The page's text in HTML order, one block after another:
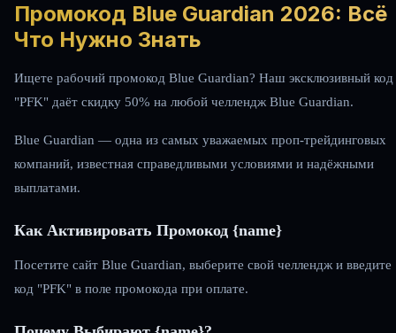
Промокод Blue Guardian 2026: Всё
Что Нужно Знать
Ищете рабочий промокод Blue Guardian? Наш эксклюзивный код
"PFK" даёт скидку 50% на любой челлендж Blue Guardian.
Blue Guardian — одна из самых уважаемых проп-трейдинговых
компаний, известная справедливыми условиями и надёжными
выплатами.
Как Активировать Промокод {name}
Посетите сайт Blue Guardian, выберите свой челлендж и введите
код "PFK" в поле промокода при оплате.